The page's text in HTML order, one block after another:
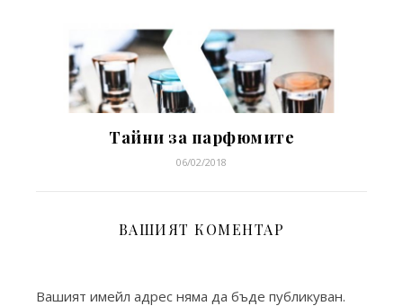
Тайни за парфюмите
06/02/2018
ВАШИЯТ КОМЕНТАР
Вашият имейл адрес няма да бъде публикуван.